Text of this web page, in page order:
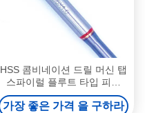
HSS 콤비네이션 드릴 머신 탭
스파이럴 플루트 타입 피치
0.5-1.25 나사 절삭 공구, 일관
된 나사산을 위해 설계됨
가장 좋은 가격 을 구하라